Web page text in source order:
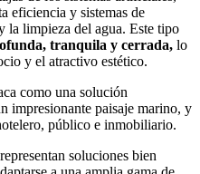
eficiencia y sistemas de
la limpieza del agua. Este tipo
tranquila y cerrada, lo
y el atractivo estético.
como una solución
impresionante paisaje marino, y
público e inmobiliario.
soluciones bien